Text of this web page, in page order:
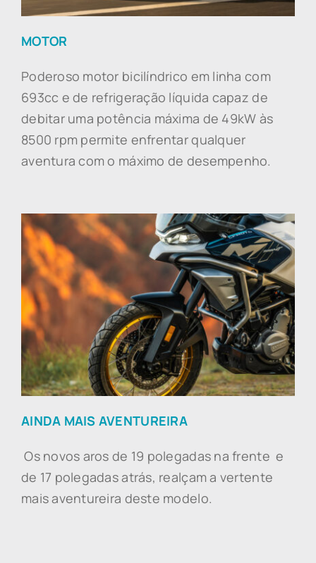
MOTOR
Poderoso motor bicilíndrico em linha com
693cc e de refrigeração líquida capaz de
debitar uma potência máxima de 49kW às
8500 rpm permite enfrentar qualquer
aventura com o máximo de desempenho.
AINDA MAIS AVENTUREIRA
Os novos aros de 19 polegadas na frente e
de 17 polegadas atrás, realçam a vertente
mais aventureira deste modelo.